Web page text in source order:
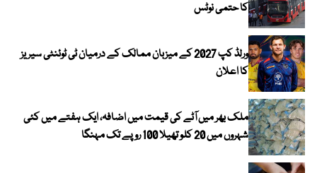
کا حتمی نوٹس
ورلڈ کپ 2027 کے میزبان ممالک کے درمیان ٹی ٹوئنٹی سیریز
کا اعلان
ملک بھر میں آٹے کی قیمت میں اضافہ، ایک ہفتے میں کئی
شہروں میں 20 کلو تھیلا 100 روپے تک مہنگا